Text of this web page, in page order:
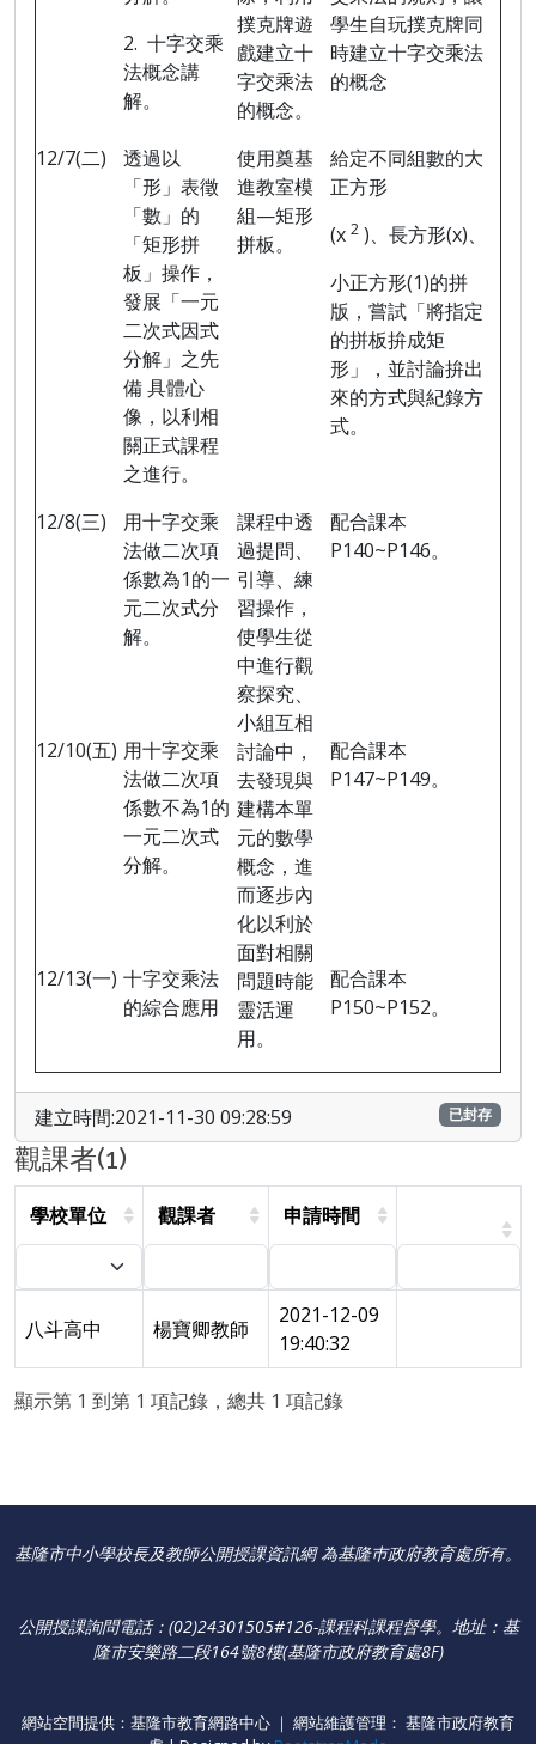
2. 十字交乘
法概念講
解。
撲克牌遊
戲建立十
字交乘法
的概念。
學生自玩撲克牌同
時建立十字交乘法
的概念
12/7(二)
透過以
「形」表徵
「數」的
「矩形拼
板」操作，
發展「一元
二次式因式
分解」之先
備 具體心
像，以利相
關正式課程
之進行。
使用奠基
進教室模
組—矩形
拼板。
給定不同組數的大
正方形
(x 2 )、長方形(x)、
小正方形(1)的拼
版，嘗試「將指定
的拼板拚成矩
形」，並討論拚出
來的方式與紀錄方
式。
12/8(三)
用十字交乘
法做二次項
係數為1的一
元二次式分
解。
課程中透
過提問、
引導、練
習操作，
使學生從
中進行觀
察探究、
小組互相
討論中，
去發現與
建構本單
元的數學
概念，進
而逐步內
化以利於
面對相關
問題時能
靈活運
用。
配合課本
P140~P146。
12/10(五) 用十字交乘
法做二次項
係數不為1的
一元二次式
分解。
配合課本
P147~P149。
12/13(一) 十字交乘法
的綜合應用
配合課本
P150~P152。
建立時間:2021-11-30 09:28:59 已封存
觀課者(1)
學校單位 觀課者 申請時間
八斗高中 楊寶卿教師
2021-12-09
19:40:32
顯示第 1 到第 1 項記錄，總共 1 項記錄
基隆市中小學校長及教師公開授課資訊網 為基隆巿政府教育處所有。
公開授課詢問電話：(02)24301505#126-課程科課程督學。 地址：基
隆市安樂路二段164號8樓(基隆市政府教育處8F)
網站空間提供：基隆市教育網路中心 ｜ 網站維護管理： 基隆市政府教育